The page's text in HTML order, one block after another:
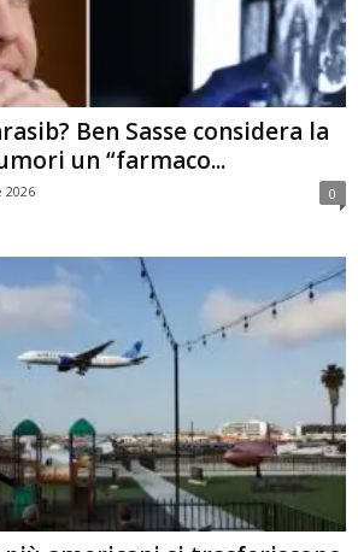
Ben Sasse considera la
un “farmaco...
2026 0